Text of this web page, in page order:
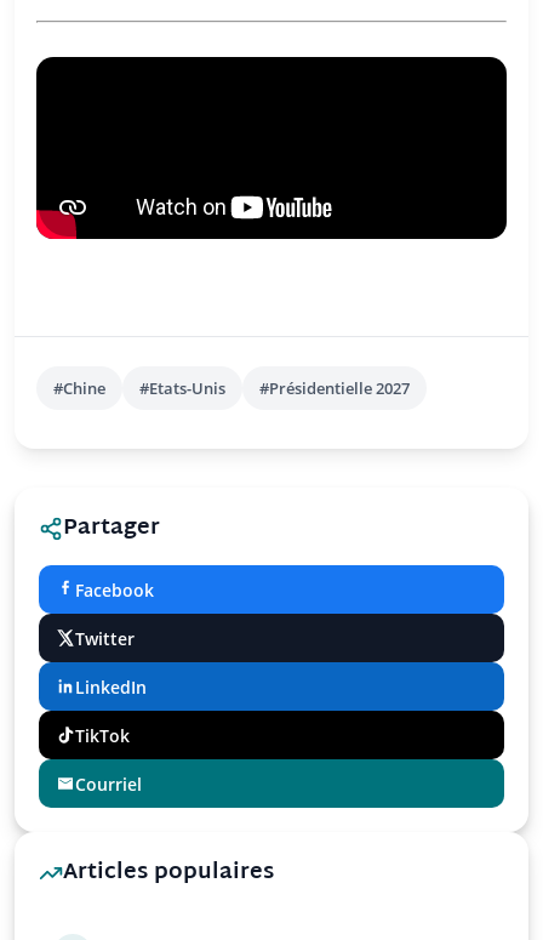
#Chine #Etats-Unis #Présidentielle 2027
Partager
Facebook
Twitter
LinkedIn
TikTok
Courriel
Articles populaires